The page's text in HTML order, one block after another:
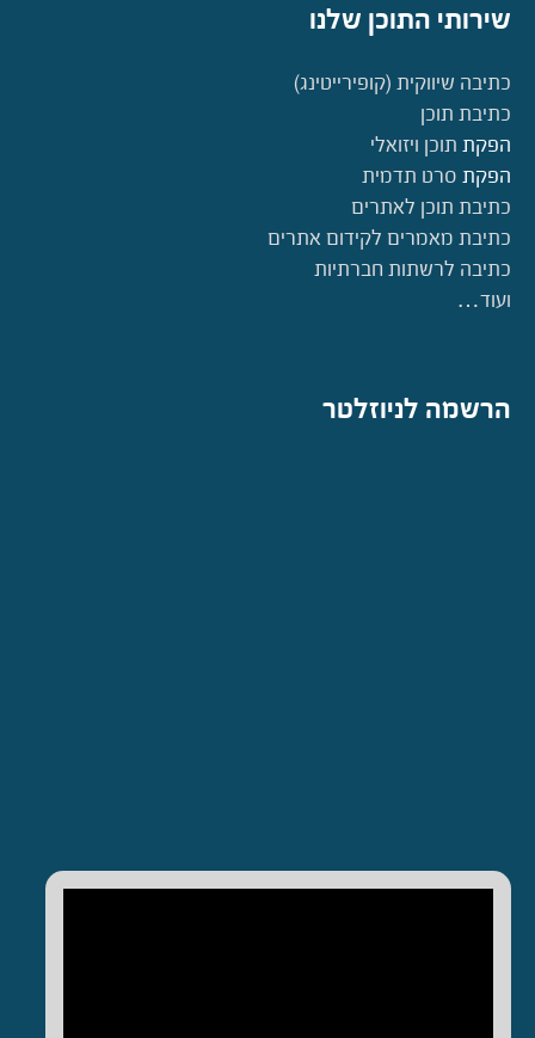
שירותי התוכן שלנו
כתיבה שיווקית (קופירייטינג)
כתיבת תוכן
הפקת תוכן ויזואלי
הפקת סרט תדמית
כתיבת תוכן לאתרים
כתיבת מאמרים לקידום אתרים
כתיבה לרשתות חברתיות
ועוד…
הרשמה לניוזלטר